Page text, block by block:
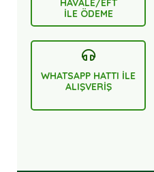
HAVALE/EFT
İLE ÖDEME
WHATSAPP HATTI İLE
ALIŞVERİŞ